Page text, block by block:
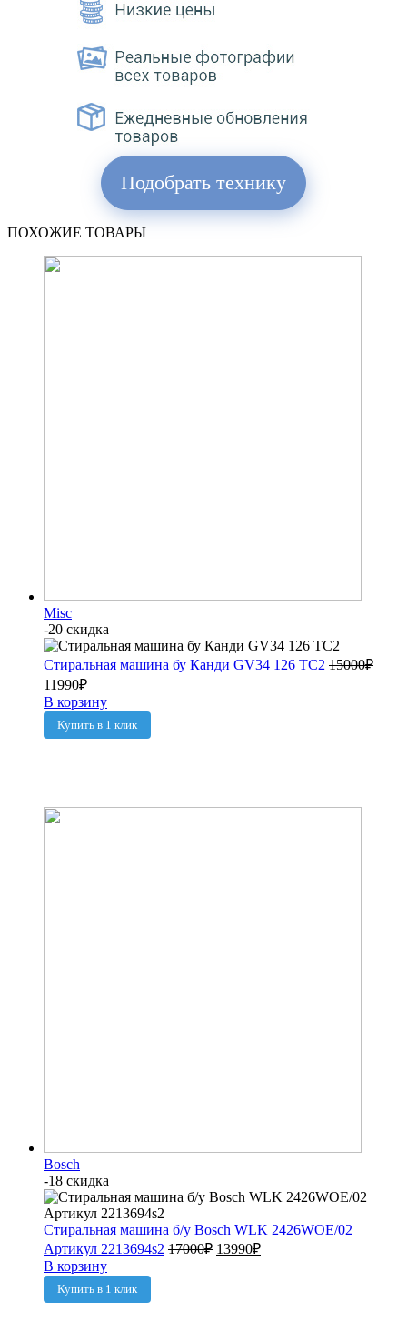
Подобрать технику
ПОХОЖИЕ ТОВАРЫ
Misc
-20 скидка
Стиральная машина бу Канди GV34 126 TC2 15000₽
11990₽
В корзину
Купить в 1 клик
Bosch
-18 скидка
Стиральная машина б/у Bosch WLK 2426WOE/02
Артикул 2213694s2 17000₽ 13990₽
В корзину
Купить в 1 клик